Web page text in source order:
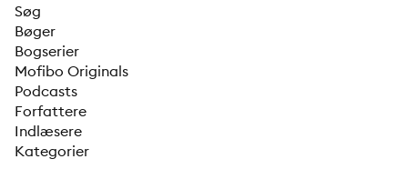
Søg
Bøger
Bogserier
Mofibo Originals
Podcasts
Forfattere
Indlæsere
Kategorier